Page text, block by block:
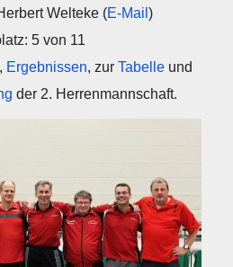
Welteke (E-Mail )
5 von 11
, Ergebnissen, zur Tabelle und
der 2. Herrenmannschaft.